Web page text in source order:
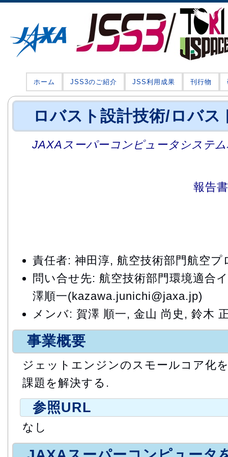
ホーム JSS3のご紹介 JSS利用成果 刊行物
ロバスト設計技術/ロバス
JAXAスーパーコンピュータシステ
報告
責任者: 神田淳, 航空技術部門航空
問い合せ先: 航空技術部門環境適
澤順一(kazawa.junichi@jaxa.jp)
メンバ: 賀澤 順一, 金山 尚史, 鈴木
事業概要
ジェットエンジンのスモールコア化
課題を解決する.
参照URL
なし